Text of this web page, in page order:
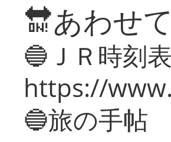
🔛あわせ
🔵ＪＲ時刻表
https://
🔵旅の手帖